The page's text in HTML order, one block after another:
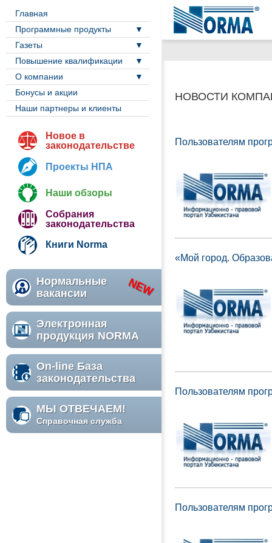
Главная
Программные продукты
Газеты
Повышение квалификации
О компании
Бонусы и акции
Наши партнеры и клиенты
Новое в
законодательстве
Проекты НПА
Наши обзоры
Собрания
законодательства
Книги Norma
Нормальные
вакансии
Электронная
продукция NORMA
On-line База
законодательства
МЫ ОТВЕЧАЕМ!
Справочная служба
НОВОСТИ
Пользователям
«Мой город.
Пользователям
Пользователям